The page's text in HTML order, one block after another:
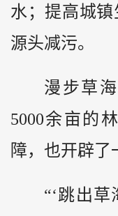
水；提高城
源头减污。
漫步草
5000余亩的
障，也开辟了
“‘跳出草